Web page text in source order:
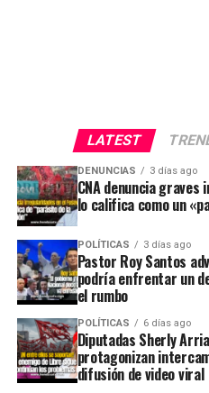
LATEST
DENUNCIAS 3 días ago
CNA denuncia graves
lo califica como un
POLÍTICAS 3 días ago
Pastor Roy Santos
podría enfrentar un
el rumbo
POLÍTICAS 6 días ago
Diputadas Sherly
protagonizan
difusión de video viral